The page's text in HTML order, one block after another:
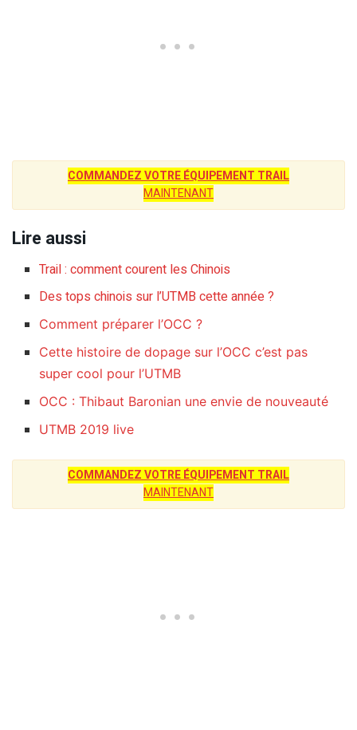
COMMANDEZ VOTRE ÉQUIPEMENT TRAIL
MAINTENANT
Lire aussi
Trail : comment courent les Chinois
Des tops chinois sur l’UTMB cette année ?
Comment préparer l’OCC ?
Cette histoire de dopage sur l’OCC c’est pas
super cool pour l’UTMB
OCC : Thibaut Baronian une envie de nouveauté
UTMB 2019 live
COMMANDEZ VOTRE ÉQUIPEMENT TRAIL
MAINTENANT